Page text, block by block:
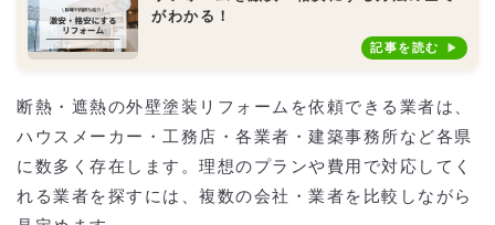
がわかる！
記事を読む
断熱・遮熱の外壁塗装リフォームを依頼できる業者は、
ハウスメーカー・工務店・各業者・建築事務所など各県
に数多く存在します。理想のプランや費用で対応してく
れる業者を探すには、複数の会社・業者を比較しながら